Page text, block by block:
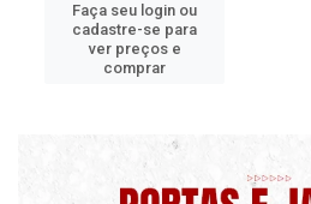
Faça seu login ou
cadastre-se para
ver preços e
comprar